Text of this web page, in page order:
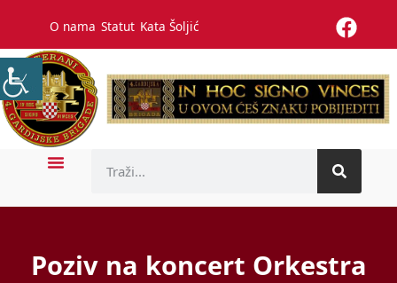
O nama Statut Kata Šoljić
Poziv na koncert Orkestra